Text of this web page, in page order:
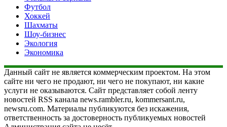
Футбол
Хоккей
Шахматы
Шоу-бизнес
Экология
Экономика
Данный сайт не является коммерческим проектом. На этом
сайте ни чего не продают, ни чего не покупают, ни какие
услуги не оказываются. Сайт представляет собой ленту
новостей RSS канала news.rambler.ru, kommersant.ru,
newsru.com. Материалы публикуются без искажения,
ответственность за достоверность публикуемых новостей